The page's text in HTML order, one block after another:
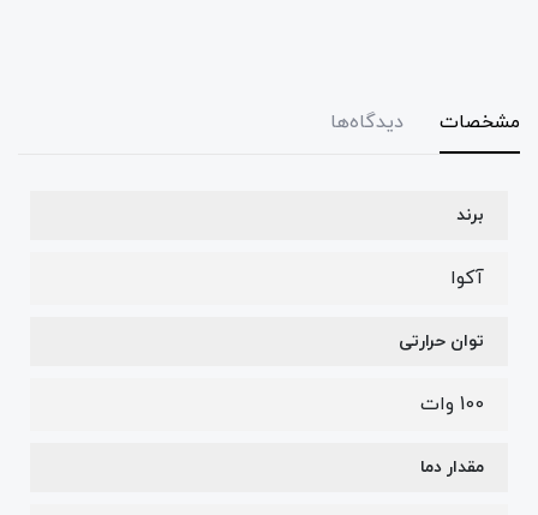
مشخصات دیدگاه‌ها
برند
آکوا
توان حرارتی
100 وات
مقدار دما